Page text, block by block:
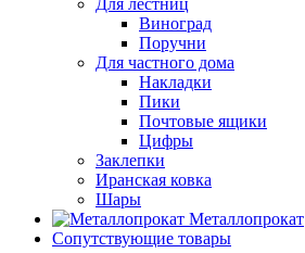
Для лестниц
Виноград
Поручни
Для частного дома
Накладки
Пики
Почтовые ящики
Цифры
Заклепки
Иранская ковка
Шары
Металлопрокат
Сопутствующие товары